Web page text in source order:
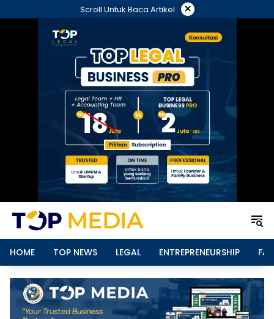
ke
Scroll Untuk Baca Artikel ×
HOME TOP NEWS LEGAL ENTREPRENEURSHIP